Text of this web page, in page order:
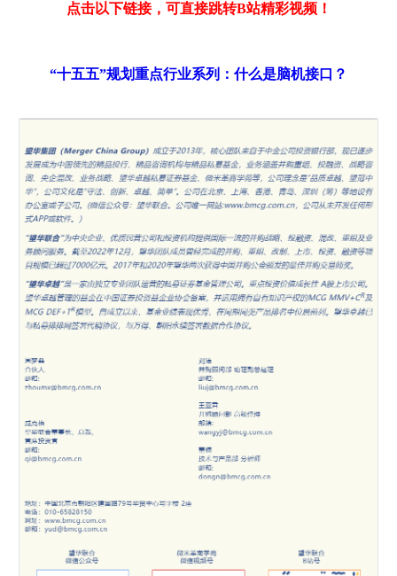
点击以下链接，可直接跳转B站精彩视频！
“十五五”规划重点行业系列：什么是脑机接口？